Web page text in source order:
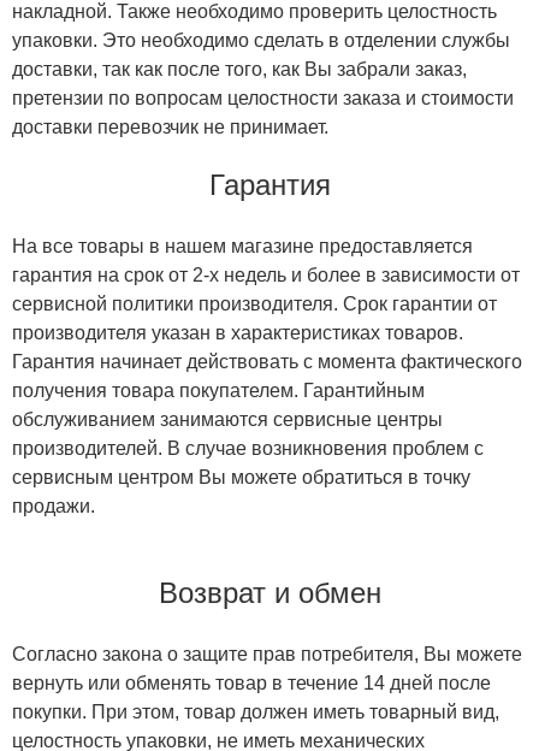
накладной. Также необходимо проверить целостность
упаковки. Это необходимо сделать в отделении службы
доставки, так как после того, как Вы забрали заказ,
претензии по вопросам целостности заказа и стоимости
доставки перевозчик не принимает.
Гарантия
На все товары в нашем магазине предоставляется
гарантия на срок от 2-х недель и более в зависимости от
сервисной политики производителя. Срок гарантии от
производителя указан в характеристиках товаров.
Гарантия начинает действовать с момента фактического
получения товара покупателем. Гарантийным
обслуживанием занимаются сервисные центры
производителей. В случае возникновения проблем с
сервисным центром Вы можете обратиться в точку
продажи.
Возврат и обмен
Согласно закона о защите прав потребителя, Вы можете
вернуть или обменять товар в течение 14 дней после
покупки. При этом, товар должен иметь товарный вид,
целостность упаковки, не иметь механических